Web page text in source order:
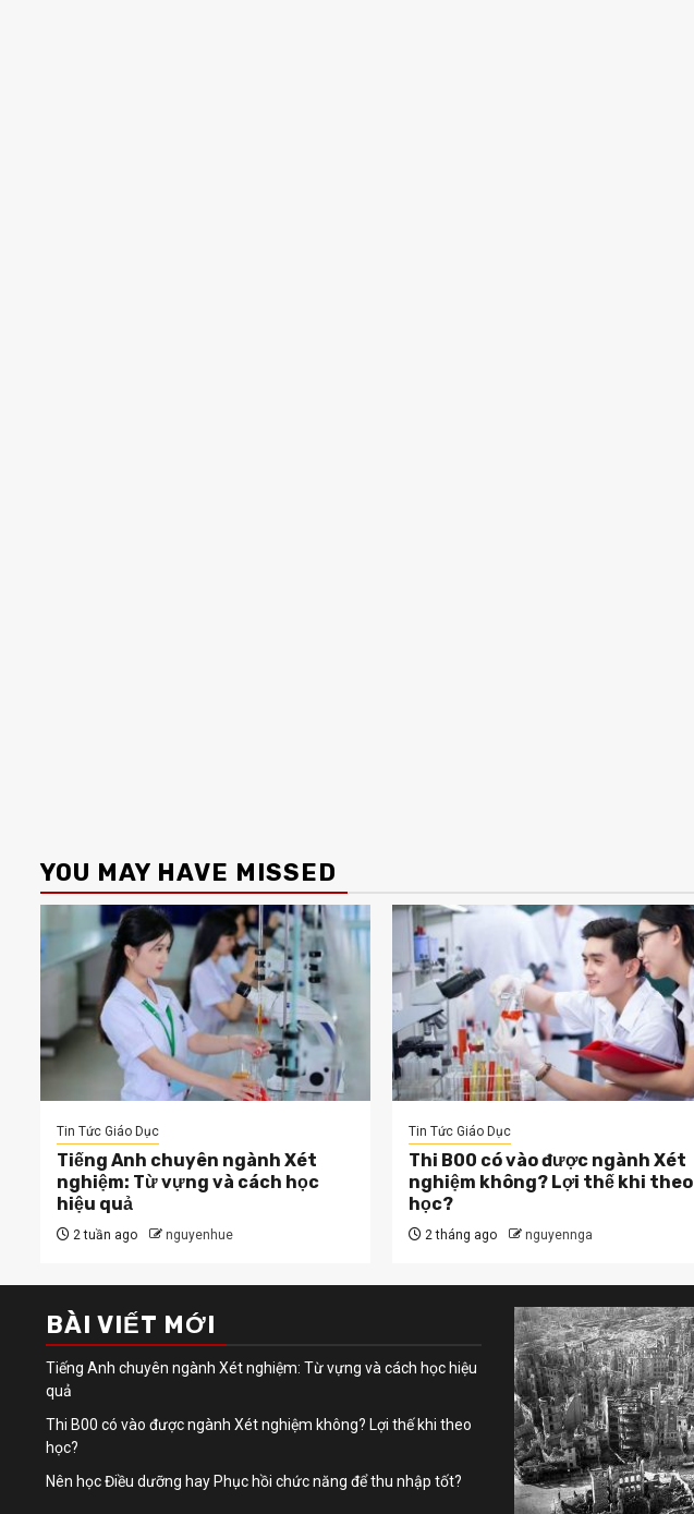
YOU MAY HAVE MISSED
Tin Tức Giáo Dục
Tiếng Anh chuyên ngành Xét
nghiệm: Từ vựng và cách học
hiệu quả
2 tuần ago nguyenhue
Tin Tức Giáo Dục
Thi B00 có vào được ngành Xét
nghiệm không? Lợi thế khi theo
học?
2 tháng ago nguyennga
BÀI VIẾT MỚI
Tiếng Anh chuyên ngành Xét nghiệm: Từ vựng và cách học hiệu
quả
Thi B00 có vào được ngành Xét nghiệm không? Lợi thế khi theo
học?
Nên học Điều dưỡng hay Phục hồi chức năng để thu nhập tốt?